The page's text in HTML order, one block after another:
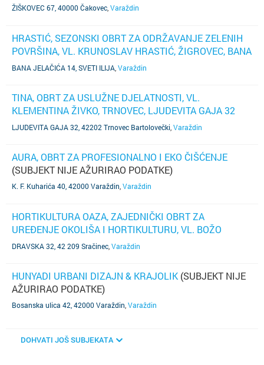
ŽIŠKOVEC 67, 40000 Čakovec Varaždin
HRASTIĆ, SEZONSKI OBRT ZA ODRŽAVANJE ZELENIH
POVRŠINA, VL. KRUNOSLAV HRASTIĆ, ŽIGROVEC, BANA
JELAČIĆA 14 (TELEFON NIJE POZNAT)
BANA JELAČIĆA 14, SVETI ILIJA Varaždin
TINA, OBRT ZA USLUŽNE DJELATNOSTI, VL.
KLEMENTINA ŽIVKO, TRNOVEC, LJUDEVITA GAJA 32
(TELEFON NIJE POZNAT)
LJUDEVITA GAJA 32, 42202 Trnovec Bartolovečki Varaždin
AURA, OBRT ZA PROFESIONALNO I EKO ČIŠĆENJE
(SUBJEKT NIJE AŽURIRAO PODATKE)
K. F. Kuharića 40, 42000 Varaždin Varaždin
HORTIKULTURA OAZA, ZAJEDNIČKI OBRT ZA
UREĐENJE OKOLIŠA I HORTIKULTURU, VL. BOŽO
LUKAČIĆ I LUKA LUKAČIĆ, SVIBOVEC PODRAVSKI,
DRAVSKA 32, 42 209 Sračinec Varaždin
HUNYADI URBANI DIZAJN & KRAJOLIK (SUBJEKT NIJE
AŽURIRAO PODATKE)
Bosanska ulica 42, 42000 Varaždin Varaždin
DOHVATI JOŠ SUBJEKATA